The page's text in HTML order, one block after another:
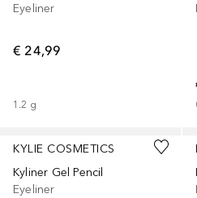
Eyeliner
€ 24,99
1.2 g
KYLIE COSMETICS
Kyliner Gel Pencil
Eyeliner